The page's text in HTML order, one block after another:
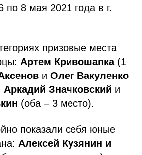
по 8 мая 2021 года в г.
призовые места
Артем Кривошапка(1
и Олег Вакуленко
Аркадий Значковский и
(оба – 3 место).
показали себя юные
Алексей Кузянин и